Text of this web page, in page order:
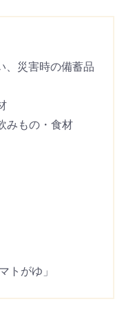
、災害時の備蓄品
みもの・食材
トがゆ」